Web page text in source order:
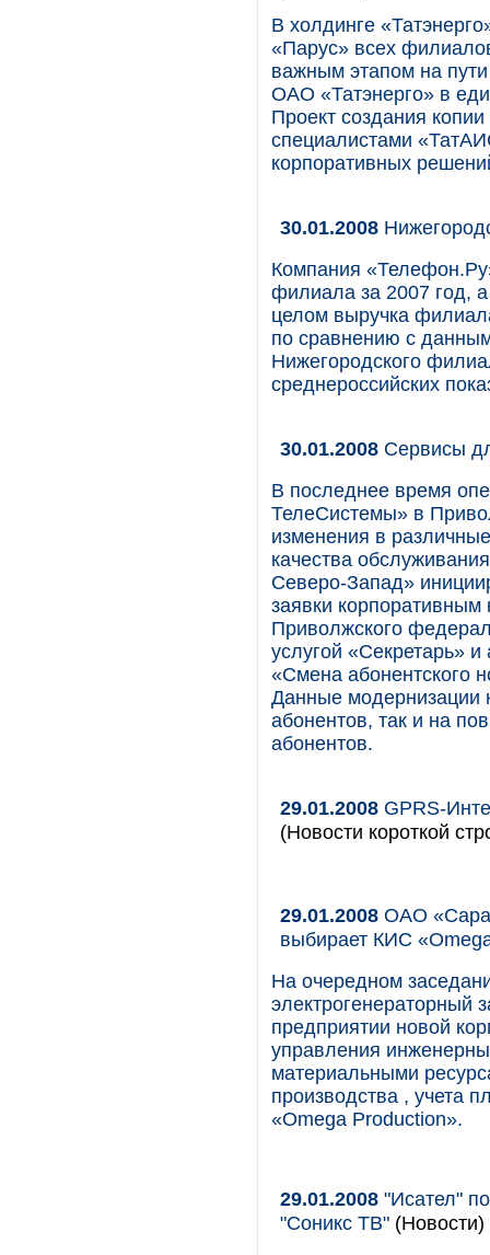
В холдинге
«Парус» всех
важным этапом на
ОАО «Татэнерго» в
Проект создания
специалистами
корпоративных
30.01.2008
Компания
филиала за 2007 год,
целом выручка
по сравнению с
Нижегородского
среднероссийских
30.01.2008 Сервисы
В последнее время
ТелеСистемы» в
изменения в
качества
Северо-Запад»
заявки корпоративным
Приволжского
услугой «Секретарь»
«Смена абонентского
Данные модернизации
абонентов, так и на
абонентов.
29.01.2008 GPRS-
(Новости короткой
29.01.2008 ОАО
выбирает КИС
На очередном
электрогенераторный
предприятии новой
управления
материальными
производства , учета
«Omega Production».
29.01.2008 "Исател"
"Соникс ТВ" (Новости)